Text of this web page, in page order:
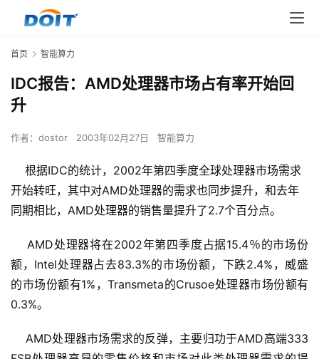
首页 智能算力
IDC报告：AMD处理器市场占有率开始回
升
作者： dostor 2003年02月27日 智能算力
根据IDC的统计，2002年第四季度全球处理器市场需求
开始转旺，其中对AMD处理器的需求也同步提升，和去年
同期相比，AMD处理器的销售量提升了2.7个百分点。
AMD处理器将在2002年第四季度占据15.4％的市场份
额，Intel处理器占去83.3%的市场份额，下跌2.4%，威盛
的市场份额有1%，Transmeta的Crusoe处理器市场份额有
0.3%。
AMD处理器市场需求的反弹，主要归功于AMD高端333